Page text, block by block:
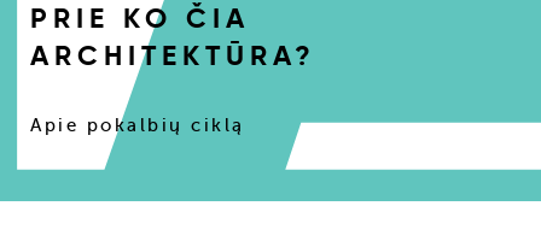
PRIE KO ČIA
ARCHITEKTŪRA?
Apie pokalbių ciklą